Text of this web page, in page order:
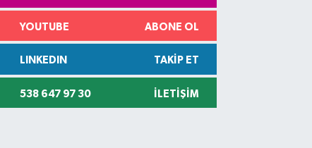
YOUTUBE ABONE OL
LINKEDIN TAKIP ET
538 647 97 30 İLETIŞIM